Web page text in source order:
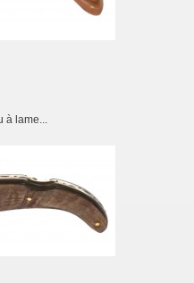
lame...